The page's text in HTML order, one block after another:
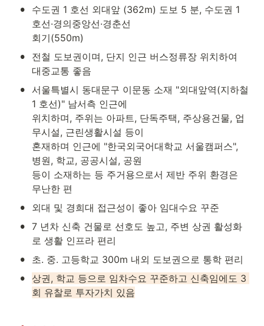
•
수도권 1 호선 외대앞 (362m) 도보 5 분, 수도권 1
호선·경의중앙선·경춘선
회기(550m)
•
전철 도보권이며, 단지 인근 버스정류장 위치하여
대중교통 좋음
• 서울특별시 동대문구 이문동 소재 "외대앞역(지하철
1 호선)" 남서측 인근에
위치하며, 주위는 아파트, 단독주택, 주상용건물, 업
무시설, 근린생활시설 등이
혼재하며 인근에 "한국외국어대학교 서울캠퍼스",
병원, 학교, 공공시설, 공원
등이 소재하는 등 주거용으로서 제반 주위 환경은
무난한 편
• 외대 및 경희대 접근성이 좋아 임대수요 꾸준
• 7 년차 신축 건물로 선호도 높고, 주변 상권 활성화
로 생활 인프라 편리
• 초. 중. 고등학교 300m 내외 도보권으로 통학 편리
•
상권, 학교 등으로 임차수요 꾸준하고 신축임에도 3
회 유찰로 투자가치 있음